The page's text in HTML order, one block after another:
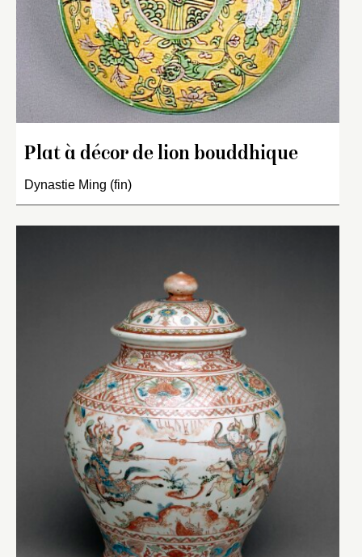
Plat à décor de lion bouddhique
Dynastie Ming (fin)